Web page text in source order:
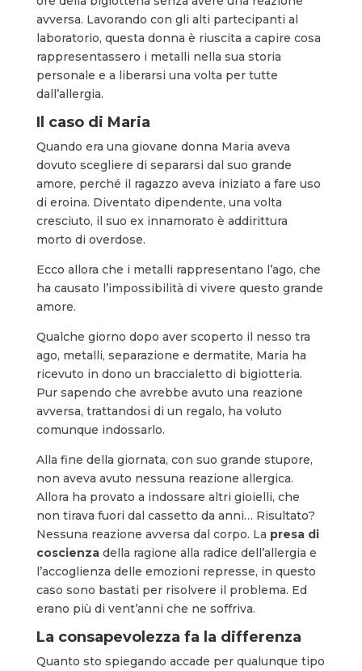
avversa. Lavorando con gli alti partecipanti al
laboratorio, questa donna è riuscita a capire cosa
rappresentassero i metalli nella sua storia
personale e a liberarsi una volta per tutte
dall’allergia.
Il caso di Maria
Quando era una giovane donna Maria aveva
dovuto scegliere di separarsi dal suo grande
amore, perché il ragazzo aveva iniziato a fare uso
di eroina. Diventato dipendente, una volta
cresciuto, il suo ex innamorato è addirittura
morto di overdose.
Ecco allora che i metalli rappresentano l’ago, che
ha causato l’impossibilità di vivere questo grande
amore.
Qualche giorno dopo aver scoperto il nesso tra
ago, metalli, separazione e dermatite, Maria ha
ricevuto in dono un braccialetto di bigiotteria.
Pur sapendo che avrebbe avuto una reazione
avversa, trattandosi di un regalo, ha voluto
comunque indossarlo.
Alla fine della giornata, con suo grande stupore,
non aveva avuto nessuna reazione allergica.
Allora ha provato a indossare altri gioielli, che
non tirava fuori dal cassetto da anni… Risultato?
Nessuna reazione avversa dal corpo. La presa di
coscienza della ragione alla radice dell’allergia e
l’accoglienza delle emozioni represse, in questo
caso sono bastati per risolvere il problema. Ed
erano più di vent’anni che ne soffriva.
La consapevolezza fa la differenza
Quanto sto spiegando accade per qualunque tipo